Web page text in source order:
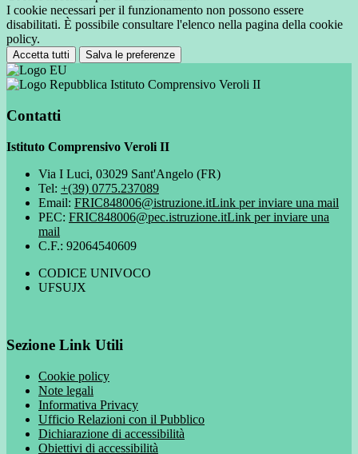
I cookie necessari per il funzionamento non possono essere
disabilitati. È possibile consultare l'elenco nella pagina della cookie
policy.
Accetta tutti Salva le preferenze
Istituto Comprensivo Veroli II
Contatti
Istituto Comprensivo Veroli II
Via I Luci, 03029 Sant'Angelo (FR)
Tel: +(39) 0775.237089
Email: FRIC848006@istruzione.itLink per inviare una mail
PEC: FRIC848006@pec.istruzione.itLink per inviare una
mail
C.F.: 92064540609
CODICE UNIVOCO
UFSUJX
Sezione Link Utili
Cookie policy
Note legali
Informativa Privacy
Ufficio Relazioni con il Pubblico
Dichiarazione di accessibilità
Obiettivi di accessibilità